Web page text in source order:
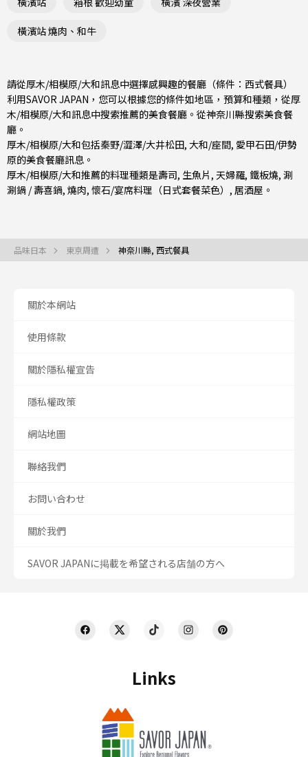
橫濱站 燒肉、和牛
請從厚木/相模原/大和訊息中選擇感興趣的餐廳（條件：西式餐具）
利用SAVOR JAPAN，您可以根據您的條件如地區，預算和種類，從厚
木/相模原/大和訊息中搜索推薦的美食餐廳。從神奈川縣搜索美食餐
廳。
厚木/相模原/大和包括秦野/澀澤/大井松田, 大和/座間, 愛甲石田/伊勢
原的美食餐廳訊息。
厚木/相模原/大和推薦的料理種類是壽司, 生魚片 , 天婦羅, 鐵板燒, 涮
涮鍋 / 壽喜鍋, 燒肉, 懷石/宴席料理（日式套餐菜色） , 居酒屋 。
品味日本 東京周遭 神奈川縣, 西式餐具
Links
關於本網站
使用條款
關於隱私權宣告
隱私權政策
網站地圖
聯絡我們
お問い合わせ
關於我們
SAVOR JAPANに掲載を希望される店舗の方へ